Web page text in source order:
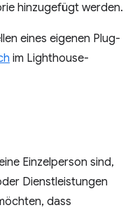
hinzugefügt werden.
eines eigenen Plug-
im Lighthouse-
Einzelperson sind,
Dienstleistungen
dass